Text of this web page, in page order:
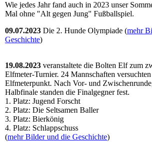
Wie jedes Jahr fand auch in 2023 unser
Mal ohne "Alt gegen Jung" Fußballspiel.
09.07.2023 Die 2. Hunde Olympiade (mehr
Geschichte)
19.08.2023 veranstaltete die Bolten Elf zum
Elfmeter-Turnier. 24 Mannschaften
Elfmeterpunkt. Nach Vor- und
Halbfinale standen die Finalgegner fest.
1. Platz: Jugend Forscht
2. Platz: Die Seltsamen Baller
3. Platz: Bierkönig
4. Platz: Schlappschuss
(mehr Bilder und die Geschichte)